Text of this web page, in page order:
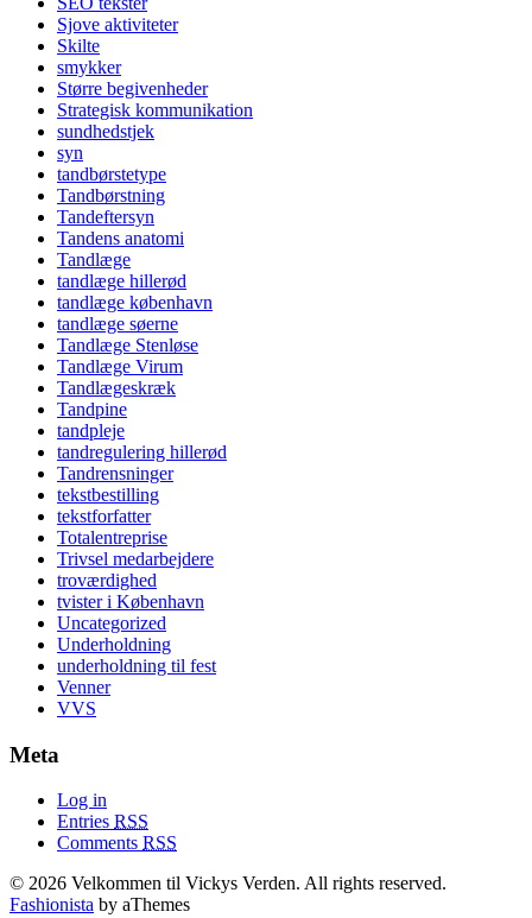
Sjove aktiviteter
Skilte
smykker
Større begivenheder
Strategisk kommunikation
sundhedstjek
syn
tandbørstetype
Tandbørstning
Tandeftersyn
Tandens anatomi
Tandlæge
tandlæge hillerød
tandlæge københavn
tandlæge søerne
Tandlæge Stenløse
Tandlæge Virum
Tandlægeskræk
Tandpine
tandpleje
tandregulering hillerød
Tandrensninger
tekstbestilling
tekstforfatter
Totalentreprise
Trivsel medarbejdere
troværdighed
tvister i København
Uncategorized
Underholdning
underholdning til fest
Venner
VVS
Meta
Log in
Entries RSS
Comments RSS
© 2026 Velkommen til Vickys Verden. All rights reserved.
Fashionista by aThemes